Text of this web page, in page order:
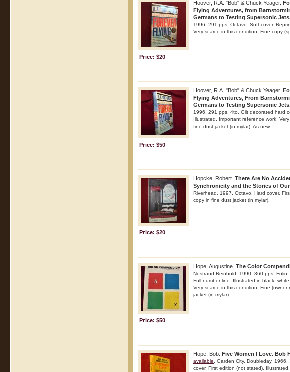
Hoover, R.A. "Bob" & Chuck Yeager.
Flying Adventures, from
Germans to Testing Supersonic
1996. 291 pps. Octavo. Soft cover.
Very scarce in this condition. Fine copy
Price: $20
Hoover, R.A. "Bob" & Chuck Yeager.
Flying Adventures, From
Germans to Testing Supersonic
1996. 291 pps. 4to. Gilt decorated hard
Illustrated. Important reference work.
fine dust jacket (in mylar). As new.
Price: $50
Hopcke, Robert. There Are No
Synchronicity and the Stories of
Riverhead. 1997. Octavo. Hard cover.
copy in fine dust jacket (in mylar).
Price: $20
Hope, Augustine. The Color
Nostrand Reinhold. 1990. 360 pps.
Full number line. Illustrated in black,
Very scarce in this condition. Fine
jacket (in mylar).
Price: $50
Hope, Bob. Five Women I Love. Bob
available . Garden City. Doubleday.
cover. First edition (not stated).